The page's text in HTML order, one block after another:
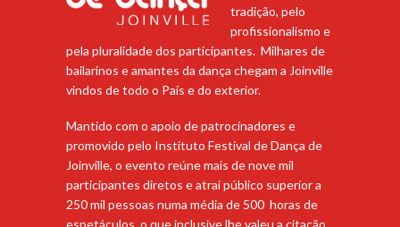
tradição, pelo
profissionalismo e
pela pluralidade dos participantes. Milhares de
bailarinos e amantes da dança chegam a Joinville
vindos de todo o País e do exterior.
Mantido com o apoio de patrocinadores e
promovido pelo Instituto Festival de Dança de
Joinville, o evento reúne mais de nove mil
participantes diretos e atrai público superior a
250 mil pessoas numa média de 500 horas de
espetáculos, o que inclusive lhe valeu a citação